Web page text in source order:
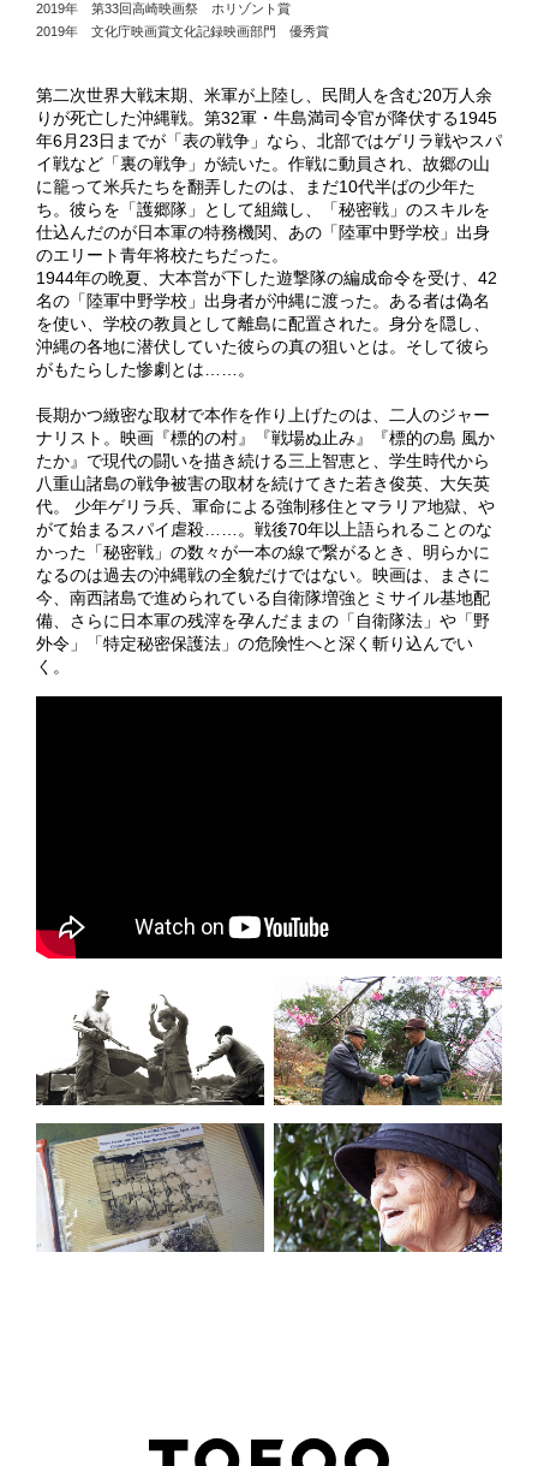
2019年 第33回高崎映画祭 ホリゾント賞
2019年 文化庁映画賞文化記録映画部門 優秀賞
第二次世界大戦末期、米軍が上陸し、民間人を含む20万人余
りが死亡した沖縄戦。第32軍・牛島満司令官が降伏する1945
年6月23日までが「表の戦争」なら、北部ではゲリラ戦やスパ
イ戦など「裏の戦争」が続いた。作戦に動員され、故郷の山
に籠って米兵たちを翻弄したのは、まだ10代半ばの少年た
ち。彼らを「護郷隊」として組織し、「秘密戦」のスキルを
仕込んだのが日本軍の特務機関、あの「陸軍中野学校」出身
のエリート青年将校たちだった。
1944年の晩夏、大本営が下した遊撃隊の編成命令を受け、42
名の「陸軍中野学校」出身者が沖縄に渡った。ある者は偽名
を使い、学校の教員として離島に配置された。身分を隠し、
沖縄の各地に潜伏していた彼らの真の狙いとは。そして彼ら
がもたらした惨劇とは……。
長期かつ緻密な取材で本作を作り上げたのは、二人のジャー
ナリスト。映画『標的の村』『戦場ぬ止み』『標的の島 風か
たか』で現代の闘いを描き続ける三上智恵と、学生時代から
八重山諸島の戦争被害の取材を続けてきた若き俊英、大矢英
代。 少年ゲリラ兵、軍命による強制移住とマラリア地獄、や
がて始まるスパイ虐殺……。戦後70年以上語られることのな
かった「秘密戦」の数々が一本の線で繋がるとき、明らかに
なるのは過去の沖縄戦の全貌だけではない。映画は、まさに
今、南西諸島で進められている自衛隊増強とミサイル基地配
備、さらに日本軍の残滓を孕んだままの「自衛隊法」や「野
外令」「特定秘密保護法」の危険性へと深く斬り込んでい
く。